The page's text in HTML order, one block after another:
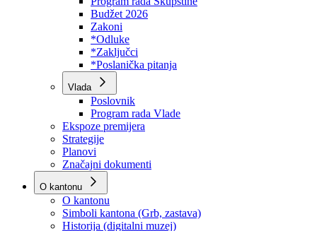
Skupština
Poslovnik
Program rada Skupštine
Budžet 2026
Zakoni
*Odluke
*Zaključci
*Poslanička pitanja
Vlada
Poslovnik
Program rada Vlade
Ekspoze premijera
Strategije
Planovi
Značajni dokumenti
O kantonu